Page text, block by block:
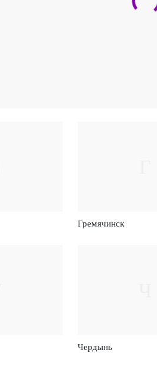
Гремячинск
Чердынь